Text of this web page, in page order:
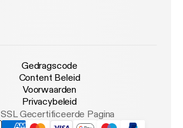
Gedragscode
Content Beleid
Voorwaarden
Privacybeleid
SSL Gecertificeerde Pagina